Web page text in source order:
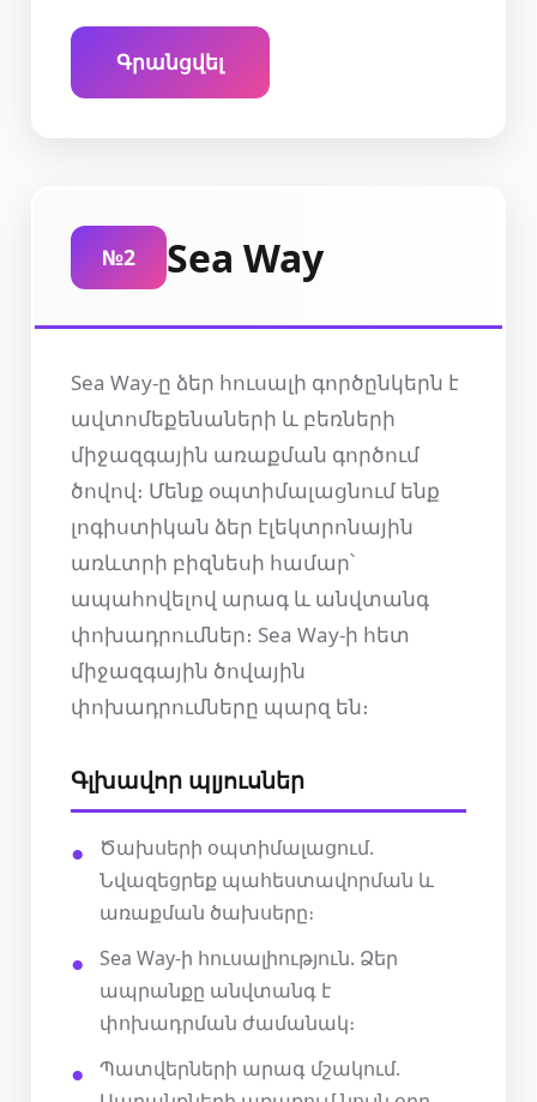
Գրանցվել
№2 Sea Way
Sea Way-ը ձեր հուսալի գործընկերն է
ավտոմեքենաների և բեռների
միջազգային առաքման գործում
ծովով։ Մենք օպտիմալացնում ենք
լոգիստիկան ձեր էլեկտրոնային
առևտրի բիզնեսի համար՝
ապահովելով արագ և անվտանգ
փոխադրումներ։ Sea Way-ի հետ
միջազգային ծովային
փոխադրումները պարզ են։
Գլխավոր պլյուսներ
Ծախսերի օպտիմալացում.
Նվազեցրեք պահեստավորման և
առաքման ծախսերը։
Sea Way-ի հուսալիություն. Ձեր
ապրանքը անվտանգ է
փոխադրման ժամանակ։
Պատվերների արագ մշակում.